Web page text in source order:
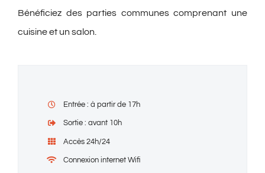
Bénéficiez des parties communes comprenant une
cuisine et un salon.
Entrée : à partir de 17h
Sortie : avant 10h
Accès 24h/24
Connexion internet Wifi